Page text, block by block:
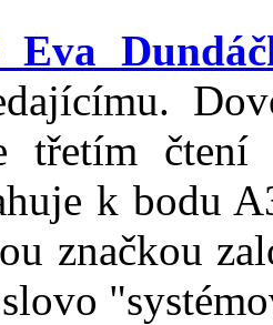
Eva
třetím čtení
k bodu
značkou